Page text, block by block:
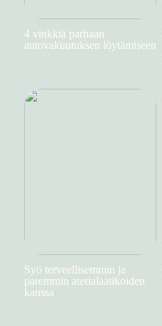
4 vinkkiä parhaan
autovakuutuksen löytämiseen
Syö terveellisemmin ja
paremmin aterialaatikoiden
kanssa